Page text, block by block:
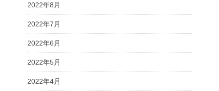
2022年8月
2022年7月
2022年6月
2022年5月
2022年4月